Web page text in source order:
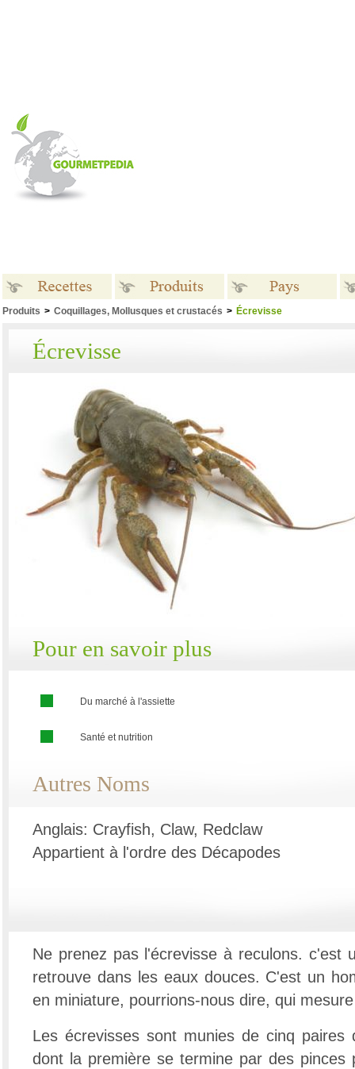
Produits > Coquillages, Mollusques et crustacés > Écrevisse
Écrevisse
Pour en savoir plus
Du marché à l'assiette
Santé et nutrition
Autres Noms
Anglais: Crayfish, Claw, Redclaw
Appartient à l'ordre des Décapodes
Ne prenez pas l'écrevisse à reculons. c'est
retrouve dans les eaux douces. C'est un
en miniature, pourrions-nous dire, qui
Les écrevisses sont munies de cinq paires
dont la première se termine par des pinces
Recettes